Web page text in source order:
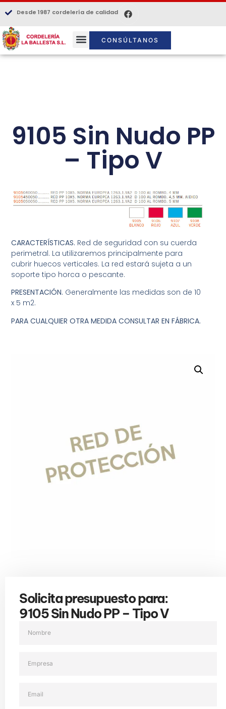
Desde 1987 cordelería de calidad
CONSÚLTANOS
9105 Sin Nudo PP
– Tipo V
CARACTERÍSTICAS. Red de seguridad con su cuerda
perimetral. La utilizaremos principalmente para
cubrir huecos verticales. La red estará sujeta a un
soporte tipo horca o pescante.
PRESENTACIÓN. Generalmente las medidas son de 10
x 5 m2.
PARA CUALQUIER OTRA MEDIDA CONSULTAR EN FÁBRICA.
Solicita presupuesto para:
9105 Sin Nudo PP – Tipo V